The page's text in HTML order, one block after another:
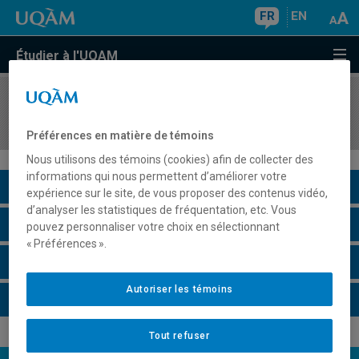
FR EN
Étudier à l'UQAM
COURS//
Description du cours
Horaire - Été 2026
Préférences en matière de témoins
Nous utilisons des témoins (cookies) afin de collecter des
informations qui nous permettent d’améliorer votre
expérience sur le site, de vous proposer des contenus vidéo,
d’analyser les statistiques de fréquentation, etc. Vous
pouvez personnaliser votre choix en sélectionnant
« Préférences ».
Tout refuser
Autoriser les témoins